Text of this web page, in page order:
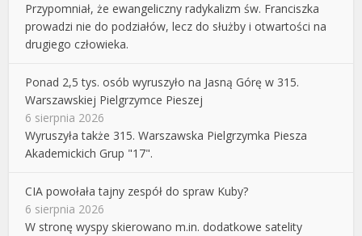
Przypomniał, że ewangeliczny radykalizm św. Franciszka
prowadzi nie do podziałów, lecz do służby i otwartości na
drugiego człowieka.
Ponad 2,5 tys. osób wyruszyło na Jasną Górę w 315.
Warszawskiej Pielgrzymce Pieszej
6 sierpnia 2026
Wyruszyła także 315. Warszawska Pielgrzymka Piesza
Akademickich Grup "17".
CIA powołała tajny zespół do spraw Kuby?
6 sierpnia 2026
W stronę wyspy skierowano m.in. dodatkowe satelity